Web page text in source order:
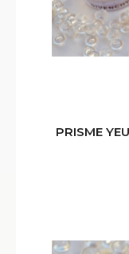
PRISME